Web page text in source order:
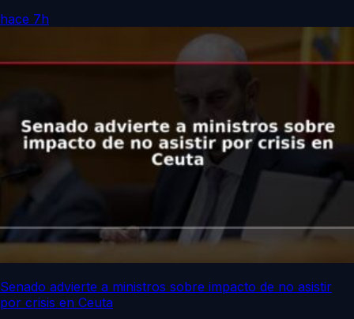
hace 7h
Senado advierte a ministros sobre impacto de no asistir
por crisis en Ceuta